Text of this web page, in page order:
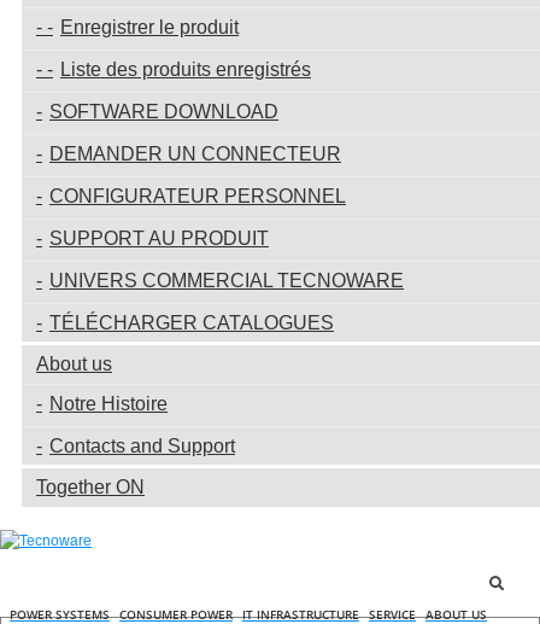
Enregistrer le produit
Liste des produits enregistrés
SOFTWARE DOWNLOAD
DEMANDER UN CONNECTEUR
CONFIGURATEUR PERSONNEL
SUPPORT AU PRODUIT
UNIVERS COMMERCIAL TECNOWARE
TÉLÉCHARGER CATALOGUES
About us
Notre Histoire
Contacts and Support
Together ON
POWER SYSTEMS CONSUMER POWER IT INFRASTRUCTURE SERVICE ABOUT US